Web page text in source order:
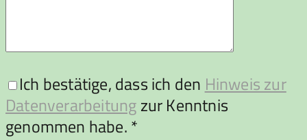
Ich bestätige, dass ich den Hinweis zur
Datenverarbeitungzur Kenntnis
genommen habe. *